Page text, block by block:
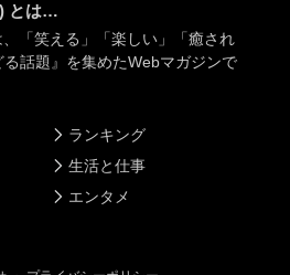
とは…
「笑える」「楽しい」「癒され
話題』を集めたWebマガジンで
ランキング
生活と仕事
エンタメ